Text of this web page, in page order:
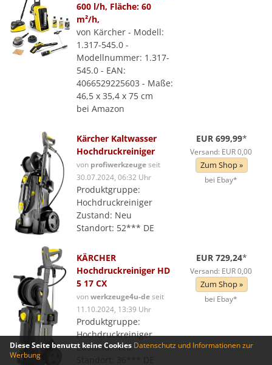
600 l/h, Fläche: 60
m²/h,
von Kärcher - Modell:
1.317-545.0 -
Modellnummer: 1.317-
545.0 - EAN:
4066529225603 - Maße:
46,5 x 35,4 x 75 cm
bei Amazon
Kärcher Kaltwasser
Hochdruckreiniger
von profiwerkzeugeseit
30.07.2024, 06:32 Uhr
Produktgruppe:
Hochdruckreiniger
Zustand: Neu
Standort: 52*** DE
EUR 699,99*
Versand: EUR 0,00
Zum Shop »
bei Ebay*
KÄRCHER
Hochdruckreiniger HD
5 17 CX
vonwerkzeuge4u-deseit
11.10.2024, 13:39 Uhr
Produktgruppe:
Hochdruckreiniger
Zustand: Neu
EUR 729,24*
Versand: EUR 0,00
Zum Shop »
bei Ebay*
Diese Seite benutzt keine Cookies Datenschutz und Informationen zur
Werbung